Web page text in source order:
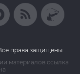
права защищены.
материалов ссылка